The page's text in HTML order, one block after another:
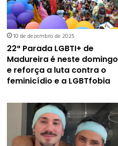
10 de dezembro de 2025
22ª Parada LGBTI+ de
Madureira é neste domingo
e reforça a luta contra o
feminicídio e a LGBTfobia